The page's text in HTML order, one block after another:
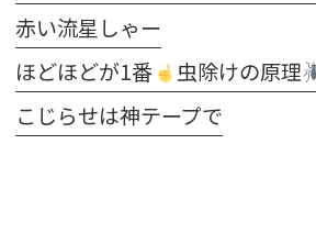
赤い流星しゃー
ほどほどが1番
虫除けの原理
こじらせは神テープで